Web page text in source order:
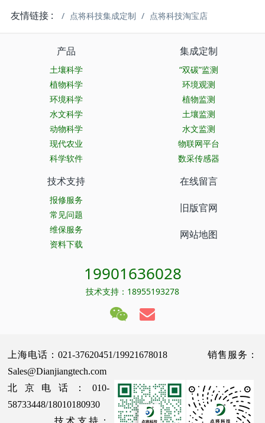
友情链接 : 点将科技集成定制 点将科技淘宝店
产品
土壤科学
植物科学
环境科学
水文科学
动物科学
现代农业
科学软件
集成定制
“双碳”监测
环境观测
植物监测
土壤监测
水文监测
物联网平台
数采传感器
技术支持
报修服务
常见问题
维保服务
资料下载
在线留言
旧版官网
网站地图
19901636028
技术支持：18955193278
上海电话：021-37620451/19921678018 销售服务：
Sales@Dianjiangtech.com
北京电话：010-
58733448/18010180930
技术支持：